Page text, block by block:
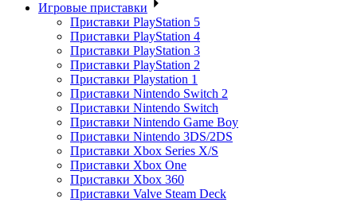
Игровые приставки
Приставки PlayStation 5
Приставки PlayStation 4
Приставки PlayStation 3
Приставки PlayStation 2
Приставки Playstation 1
Приставки Nintendo Switch 2
Приставки Nintendo Switch
Приставки Nintendo Game Boy
Приставки Nintendo 3DS/2DS
Приставки Xbox Series X/S
Приставки Xbox One
Приставки Xbox 360
Приставки Valve Steam Deck